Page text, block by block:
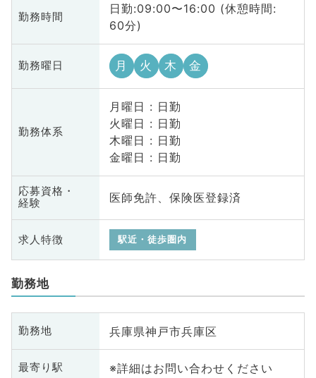
勤務時間
日勤:09:00〜16:00 (休憩時間:
60分)
勤務曜日 月 火 木 金
勤務体系
月曜日 : 日勤
火曜日 : 日勤
木曜日 : 日勤
金曜日 : 日勤
応募資格・
経験
医師免許、保険医登録済
求人特徴 駅近・徒歩圏内
勤務地
勤務地 兵庫県神戸市兵庫区
最寄り駅 ※詳細はお問い合わせください